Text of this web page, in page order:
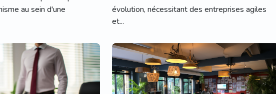
au sein d'une
évolution, nécessitant des entreprises agiles
et...